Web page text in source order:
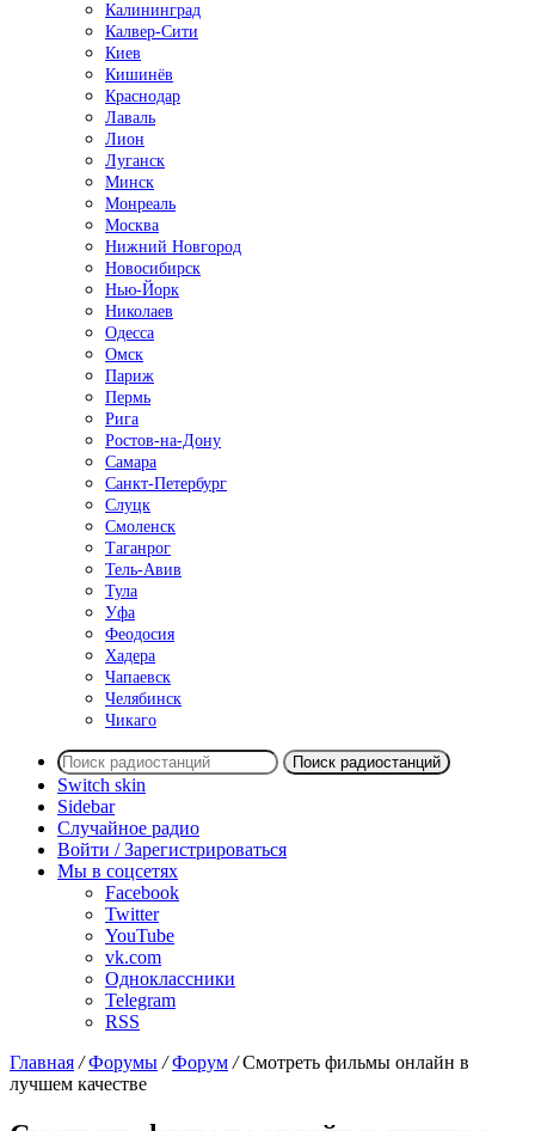
Калининград
Калвер-Сити
Киев
Кишинёв
Краснодар
Лаваль
Лион
Луганск
Минск
Монреаль
Москва
Нижний Новгород
Новосибирск
Нью-Йорк
Николаев
Одесса
Омск
Париж
Пермь
Рига
Ростов-на-Дону
Самара
Санкт-Петербург
Слуцк
Смоленск
Таганрог
Тель-Авив
Тула
Уфа
Феодосия
Хадера
Чапаевск
Челябинск
Чикаго
Поиск радиостанций
Switch skin
Sidebar
Случайное радио
Войти / Зарегистрироваться
Мы в соцсетях
Facebook
Twitter
YouTube
vk.com
Одноклассники
Telegram
RSS
Главная / Форумы / Форум / Смотреть фильмы онлайн в
лучшем качестве